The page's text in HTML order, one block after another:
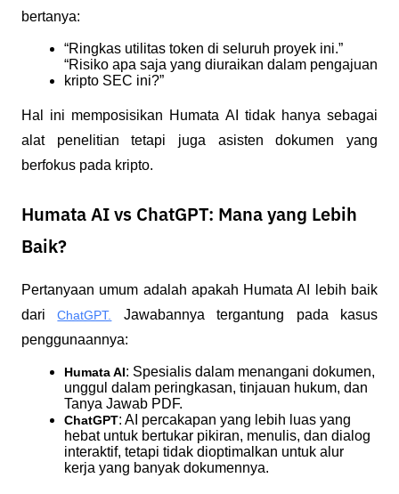
bertanya:
“Ringkas utilitas token di seluruh proyek ini.”
“Risiko apa saja yang diuraikan dalam pengajuan
kripto SEC ini?”
Hal ini memposisikan Humata AI tidak hanya sebagai
alat penelitian tetapi juga asisten dokumen yang
berfokus pada kripto.
Humata AI vs ChatGPT: Mana yang Lebih
Baik?
Pertanyaan umum adalah apakah Humata AI lebih baik
dari ChatGPT.
Jawabannya tergantung pada kasus
penggunaannya:
Humata AI: Spesialis dalam menangani dokumen,
unggul dalam peringkasan, tinjauan hukum, dan
Tanya Jawab PDF.
ChatGPT: AI percakapan yang lebih luas yang
hebat untuk bertukar pikiran, menulis, dan dialog
interaktif, tetapi tidak dioptimalkan untuk alur
kerja yang banyak dokumennya.